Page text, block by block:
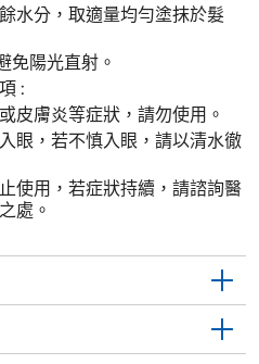
水分，取適量均勻塗抹於髮
免陽光直射。
:
皮膚炎等症狀，請勿使用。
眼，若不慎入眼，請以清水徹
使用，若症狀持續，請諮詢醫
處。